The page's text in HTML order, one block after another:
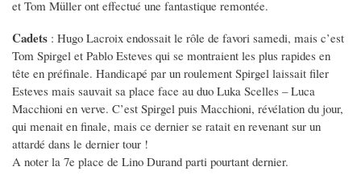
et Tom Müller ont effectué une fantastique remontée.
Cadets : Hugo Lacroix endossait le rôle de favori samedi, mais c’est
Tom Spirgel et Pablo Esteves qui se montraient les plus rapides en
tête en préfinale. Handicapé par un roulement Spirgel laissait filer
Esteves mais sauvait sa place face au duo Luka Scelles – Luca
Macchioni en verve. C’est Spirgel puis Macchioni, révélation du jour,
qui menait en finale, mais ce dernier se ratait en revenant sur un
attardé dans le dernier tour !
A noter la 7e place de Lino Durand parti pourtant dernier.